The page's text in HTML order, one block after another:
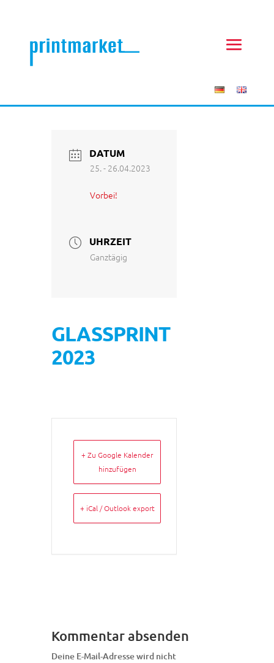
DATUM
25. - 26.04.2023
Vorbei!
UHRZEIT
Ganztägig
GLASSPRINT
2023
+ Zu Google Kalender
hinzufügen
+ iCal / Outlook export
Kommentar absenden
Deine E-Mail-Adresse wird nicht